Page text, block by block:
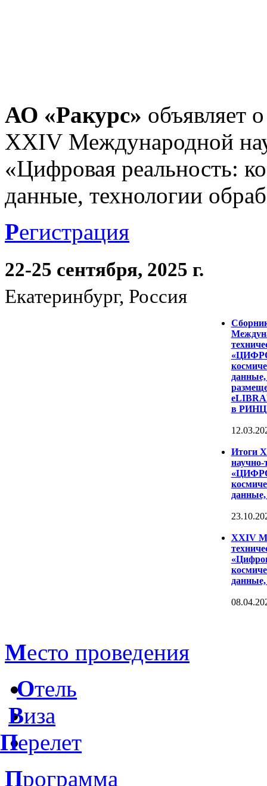
АО «Ракурс» объявляет
XXIV Международной
«Цифровая реальность:
данные, технологии
Регистрация
22-25 сентября, 2025 г.
Екатеринбург, Россия
данные,
в
Итоги
научно-
данные,
XXIV
данные,
Место проведения
Отель
Виза
Перелет
Программа